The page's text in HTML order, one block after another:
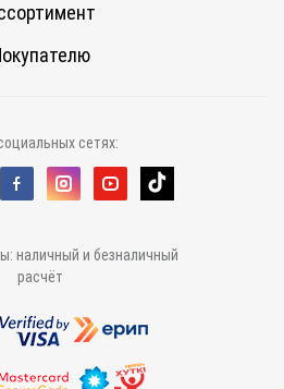
сетях:
наличный и безналичный
расчёт